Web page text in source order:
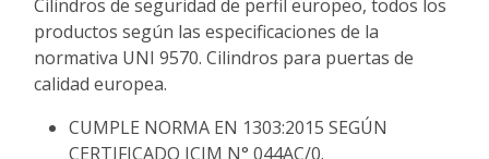
Cilindros de seguridad de perfil europeo, todos los
productos según las especificaciones de la
normativa UNI 9570. Cilindros para puertas de
calidad europea.
CUMPLE NORMA EN 1303:2015 SEGÚN
CERTIFICADO ICIM N° 044AC/0.